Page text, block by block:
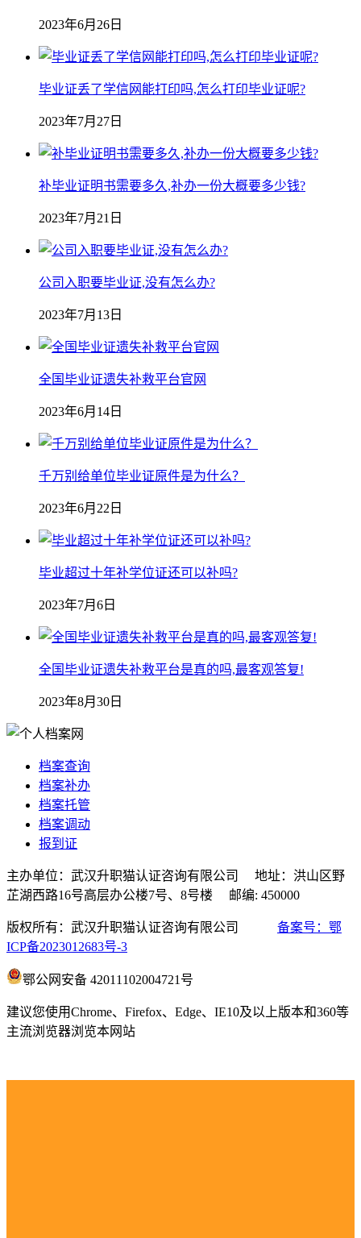
2023年6月26日
毕业证丢了学信网能打印吗,怎么打印毕业证呢?
2023年7月27日
补毕业证明书需要多久,补办一份大概要多少钱?
2023年7月21日
公司入职要毕业证,没有怎么办?
2023年7月13日
全国毕业证遗失补救平台官网
2023年6月14日
千万别给单位毕业证原件是为什么？
2023年6月22日
毕业超过十年补学位证还可以补吗?
2023年7月6日
全国毕业证遗失补救平台是真的吗,最客观答复!
2023年8月30日
档案查询
档案补办
档案托管
档案调动
报到证
主办单位：武汉升职猫认证咨询有限公司 地址：洪山区野
芷湖西路16号高层办公楼7号、8号楼 邮编: 450000
版权所有：武汉升职猫认证咨询有限公司 备案号：鄂
ICP备2023012683号-3
鄂公网安备 42011102004721号
建议您使用Chrome、Firefox、Edge、IE10及以上版本和360等
主流浏览器浏览本网站